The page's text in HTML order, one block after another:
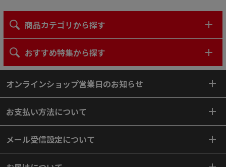
商品カテゴリから探す
おすすめ特集から探す
オンラインショップ営業日のお知らせ
お支払い方法について
メール受信設定について